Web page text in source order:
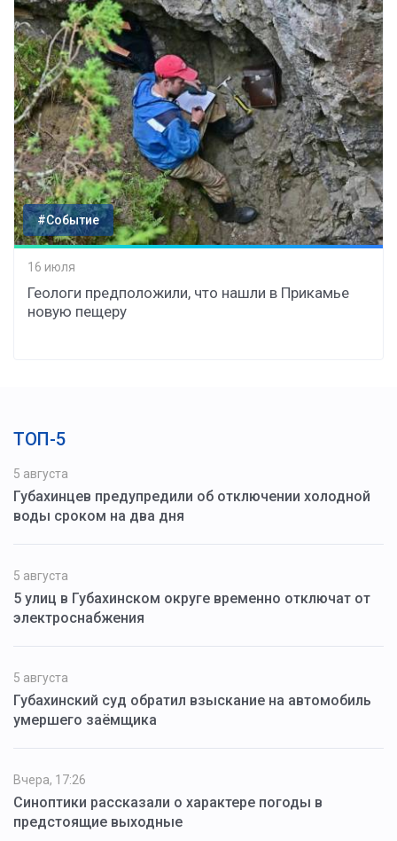
#Событие
16 июля
Геологи предположили, что нашли в Прикамье
новую пещеру
ТОП-5
5 августа
Губахинцев предупредили об отключении холодной
воды сроком на два дня
5 августа
5 улиц в Губахинском округе временно отключат от
электроснабжения
5 августа
Губахинский суд обратил взыскание на автомобиль
умершего заёмщика
Вчера, 17:26
Синоптики рассказали о характере погоды в
предстоящие выходные